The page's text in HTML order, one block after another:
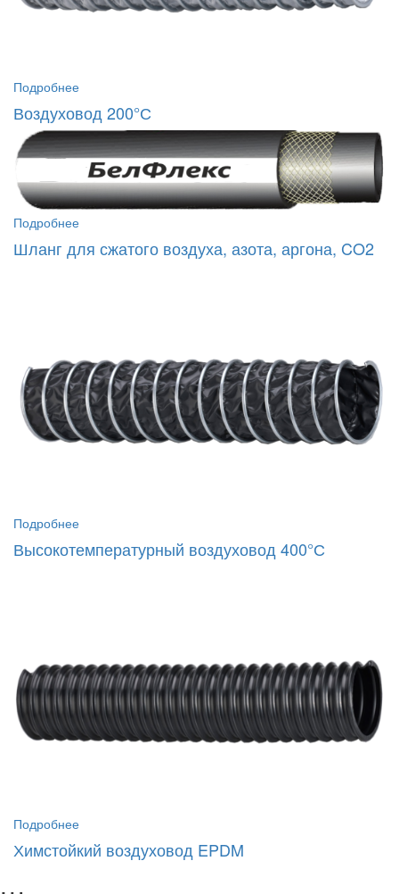
Подробнее
Воздуховод 200°С
Подробнее
Шланг для сжатого воздуха, азота, аргона, CO2
Подробнее
Высокотемпературный воздуховод 400°С
Подробнее
Химстойкий воздуховод EPDM